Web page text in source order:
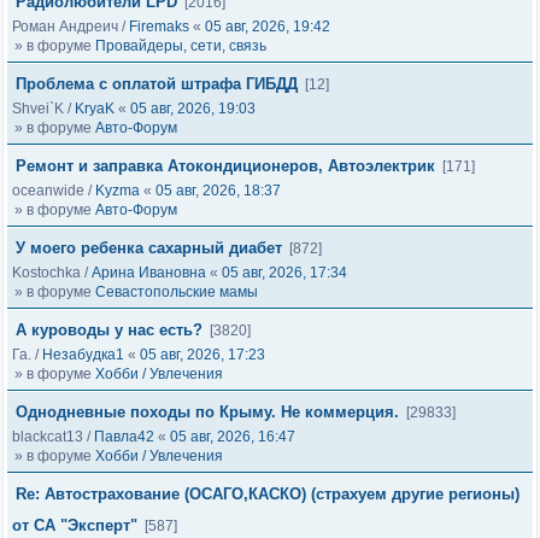
Роман Андреич / Firemaks « 05 авг, 2026, 19:42
» в форуме Провайдеры, сети, связь
Проблема с оплатой штрафа ГИБДД [12]
Shvei`K / KryaK « 05 авг, 2026, 19:03
» в форуме Авто-Форум
Ремонт и заправка Атокондиционеров, Автоэлектрик [171]
oceanwide / Kyzma « 05 авг, 2026, 18:37
» в форуме Авто-Форум
У моего ребенка сахарный диабет [872]
Kostochka /Арина Ивановна « 05 авг, 2026, 17:34
» в форуме Севастопольские мамы
А куроводы у нас есть? [3820]
Га. / Незабудка1 « 05 авг, 2026, 17:23
» в форуме Хобби / Увлечения
Однодневные походы по Крыму. Не коммерция.
[29833]
blackcat13 / Павла42 « 05 авг, 2026, 16:47
» в форуме Хобби / Увлечения
Re: Автострахование (ОСАГО,КАСКО) (страхуем другие регионы)
от СА "Эксперт" [587]